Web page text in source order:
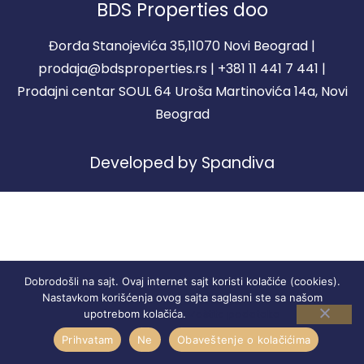
BDS Properties doo
Đorđa Stanojevića 35,11070 Novi Beograd |
prodaja@bdsproperties.rs | +381 11 441 7 441 |
Prodajni centar SOUL 64 Uroša Martinovića 14a, Novi
Beograd
Developed by Spandiva
STANOVI REGISTRACIJA
Dobrodošli na sajt. Ovaj internet sajt koristi kolačiće (cookies).
Nastavkom korišćenja ovog sajta saglasni ste sa našom
upotrebom kolačića.
Prihvatam Ne Obaveštenje o kolačićima